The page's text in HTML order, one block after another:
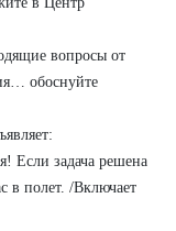
вопросы от
обоснуйте
Если задача решена
в полет. /Включает